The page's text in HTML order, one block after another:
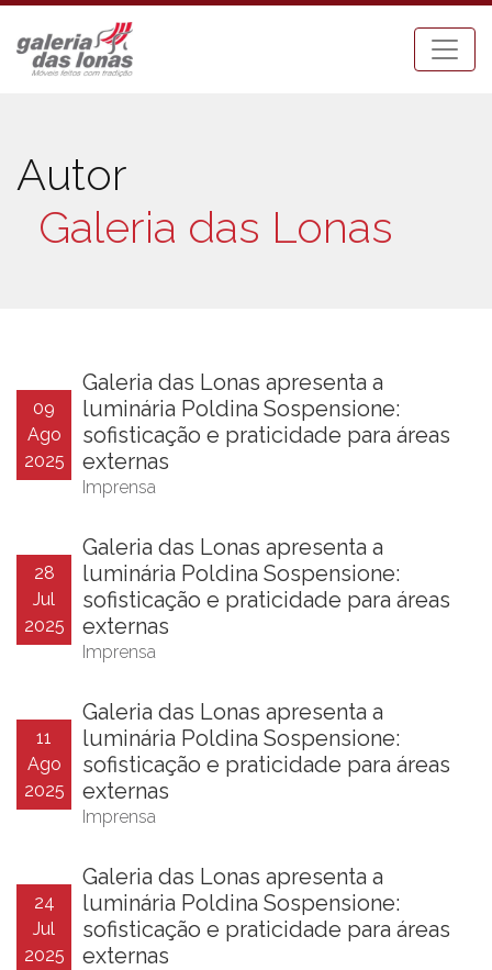
Autor
Galeria das Lonas
09
Ago
2025
Galeria das Lonas apresenta a
luminária Poldina Sospensione:
sofisticação e praticidade para áreas
externas
Imprensa
28
Jul
2025
Galeria das Lonas apresenta a
luminária Poldina Sospensione:
sofisticação e praticidade para áreas
externas
Imprensa
11
Ago
2025
Galeria das Lonas apresenta a
luminária Poldina Sospensione:
sofisticação e praticidade para áreas
externas
Imprensa
24
Jul
2025
Galeria das Lonas apresenta a
luminária Poldina Sospensione:
sofisticação e praticidade para áreas
externas